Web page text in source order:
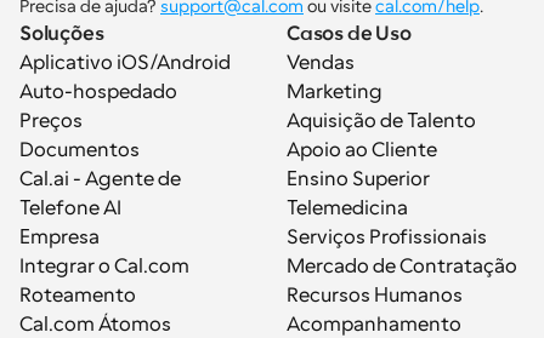
Precisa de ajuda? support@cal.com ou visite cal.com/help.
Soluções
Aplicativo iOS/Android
Auto-hospedado
Preços
Documentos
Cal.ai - Agente de
Telefone AI
Empresa
Integrar o Cal.com
Roteamento
Cal.com Átomos
Casos de Uso
Vendas
Marketing
Aquisição de Talento
Apoio ao Cliente
Ensino Superior
Telemedicina
Serviços Profissionais
Mercado de Contratação
Recursos Humanos
Acompanhamento